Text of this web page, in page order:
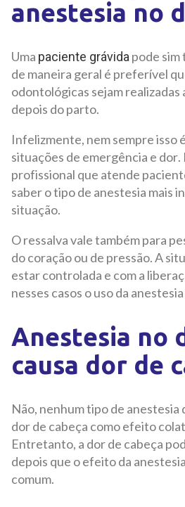
anestesia no
Uma paciente grávidapode sim
de maneira geral é preferível
odontológicas sejam realizadas
depois do parto.
Infelizmente, nem sempre isso
situações de emergência e
profissional que atende
saber o tipo de anestesia mais
situação.
O ressalva vale também para
do coração ou de pressão. A
estar controlada e com a
nesses casos o uso da
Anestesia no
causa dor de
Não, nenhum tipo de
dor de cabeça como efeito
Entretanto, a dor de cabeça
depois que o efeito da
comum.